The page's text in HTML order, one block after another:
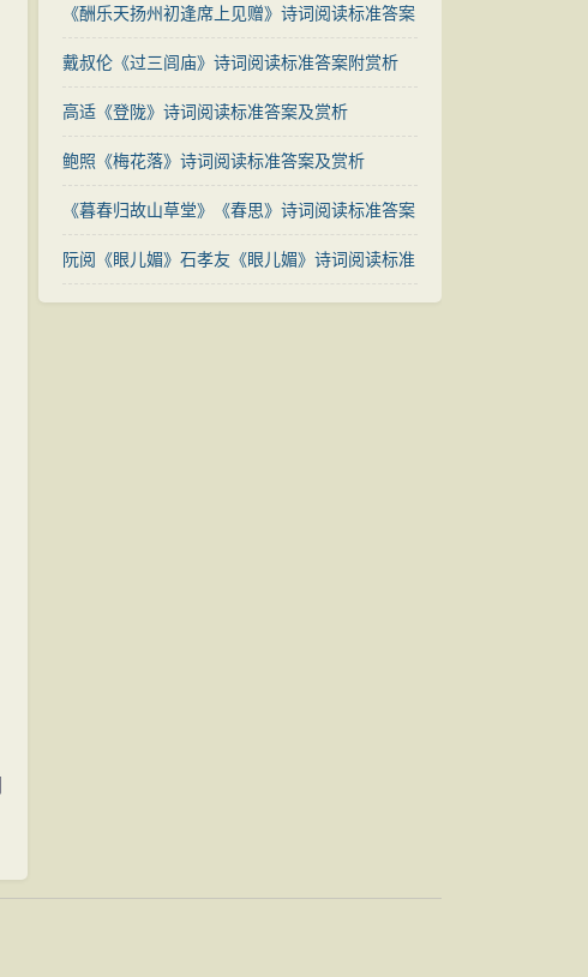
答案及翻译
《酬乐天扬州初逢席上见赠》诗词阅读标准答案
与解析--2016年中考真题
戴叔伦《过三闾庙》诗词阅读标准答案附赏析
高适《登陇》诗词阅读标准答案及赏析
鲍照《梅花落》诗词阅读标准答案及赏析
《暮春归故山草堂》《春思》诗词阅读标准答案
对比赏析
阮阅《眼儿媚》石孝友《眼儿媚》诗词阅读标准
答案对比赏析